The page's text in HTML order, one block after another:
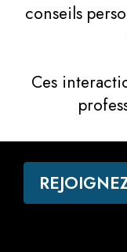
conseils
Ces